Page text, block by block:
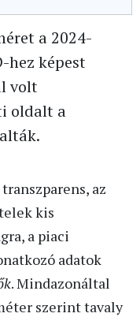
a 2024-
hez képest
volt
oldalt a
az
kis
a piaci
adatok
. Mindazonáltal
szerint tavaly